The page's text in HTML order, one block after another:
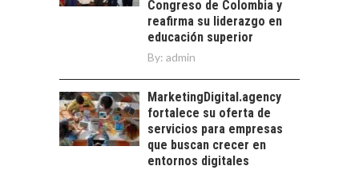
DE LOS RECURSOS
HUMANOS EN LAS
EMPRESAS
CHILENAS
estratégica de los
recursos humanos en
las empresas…
Congreso de Colombia y
reafirma su liderazgo en
educación superior
By: admin
MarketingDigital.agency
fortalece su oferta de
servicios para empresas
que buscan crecer en
entornos digitales